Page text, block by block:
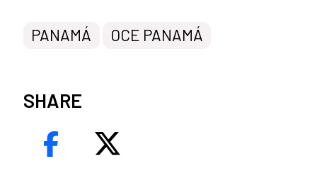
PANAMÁ OCE PANAMÁ
SHARE